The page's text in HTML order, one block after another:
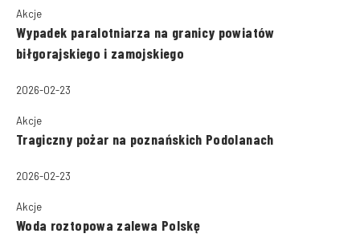
Akcje
Wypadek paralotniarza na granicy powiatów
biłgorajskiego i zamojskiego
2026-02-23
Akcje
Tragiczny pożar na poznańskich Podolanach
2026-02-23
Akcje
Woda roztopowa zalewa Polskę